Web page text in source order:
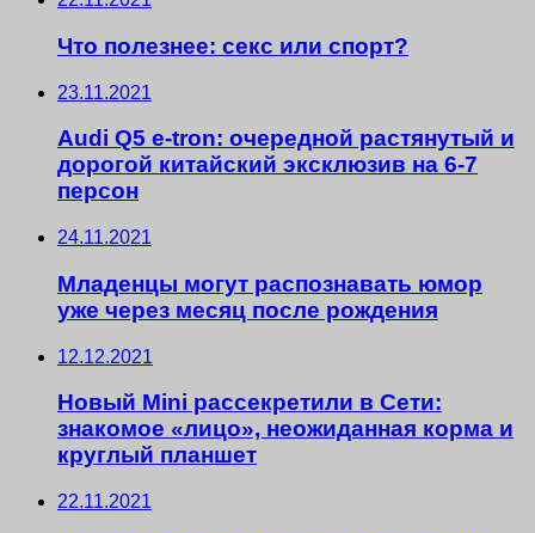
Что полезнее: секс или спорт?
23.11.2021
Audi Q5 e-tron: очередной растянутый и
дорогой китайский эксклюзив на 6-7
персон
24.11.2021
Младенцы могут распознавать юмор
уже через месяц после рождения
12.12.2021
Новый Mini рассекретили в Сети:
знакомое «лицо», неожиданная корма и
круглый планшет
22.11.2021